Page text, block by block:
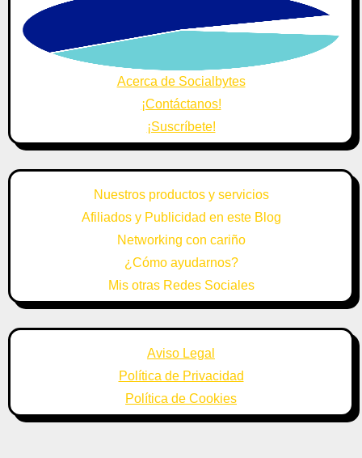
Acerca de Socialbytes
¡Contáctanos!
¡Suscríbete!
Nuestros productos y servicios
Afiliados y Publicidad en este Blog
Networking con cariño
¿Cómo ayudarnos?
Mis otras Redes Sociales
Aviso Legal
Política de Privacidad
Política de Cookies